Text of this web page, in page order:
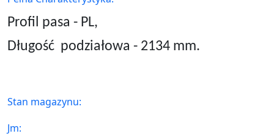
Profil pasa - PL,
Długość podziałowa - 2134 mm.
Stan magazynu:
Jm: